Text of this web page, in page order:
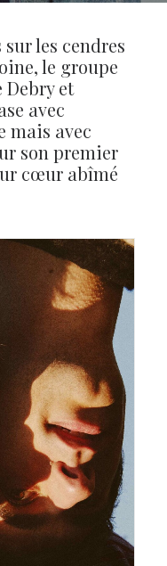
les cendres
le groupe
Debry et
avec
mais avec
son premier
cœur abîmé